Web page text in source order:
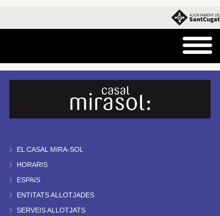
EL CASAL MIRA-SOL
HORARIS
ESPAIS
ENTITATS ALLOTJADES
SERVEIS ALLOTJATS